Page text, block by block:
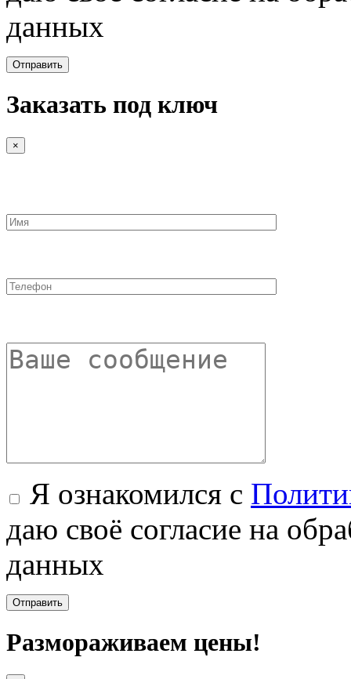
данных
Заказать под ключ
×
Я ознакомился с
даю своё согласие на
данных
Размораживаем цены!